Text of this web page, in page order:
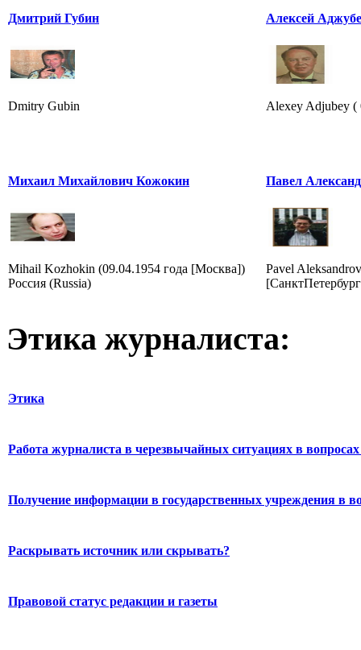
Дмитрий Губин
Dmitry Gubin
Алексей
Alexey Adjubey (
Михаил Михайлович Кожокин
Mihail Kozhokin (09.04.1954 года [Москва])
Россия (Russia)
Павел
Pavel
Этика журналиста:
Этика
Работа журналиста в черезвычайных ситуациях в вопросах
Получение информации в государственных учреждения в
Раскрывать источник или скрывать?
Правовой статус редакции и газеты